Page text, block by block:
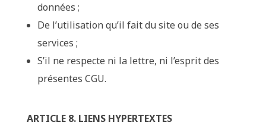
données ;
De l’utilisation qu’il fait du site ou de ses
services ;
S’il ne respecte ni la lettre, ni l’esprit des
présentes CGU.
ARTICLE 8. LIENS HYPERTEXTES